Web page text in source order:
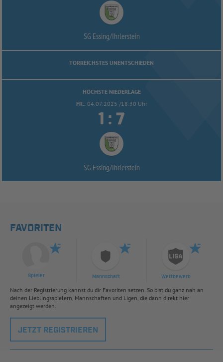
SG Essing/Ihrlerstein
TORREICHSTES UNENTSCHIEDEN
HÖCHSTE NIEDERLAGE
FR.. 04.07.2025 /18:30 Uhr
 : 
SG Essing/Ihrlerstein
FAVORITEN
Spieler Mannschaft Wettbewerb
Nach der Registrierung kannst du dir Favoriten setzen. So bist du ganz nah an
deinen Lieblingsspielern, Mannschaften und Ligen, die dann direkt hier
angezeigt werden.
JETZT REGISTRIEREN